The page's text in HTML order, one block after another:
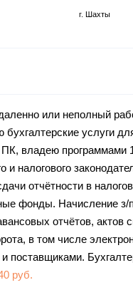
г. Шахты
или неполный
бухгалтерские услуги
ПК, владею программами
и налогового
отчётности в
фонды. Начисление
отчётов, актов
в том числе
и поставщиками.
руб.